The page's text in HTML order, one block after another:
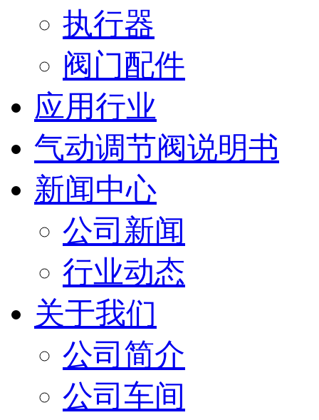
执行器
阀门配件
应用行业
气动调节阀说明书
新闻中心
公司新闻
行业动态
关于我们
公司简介
公司车间